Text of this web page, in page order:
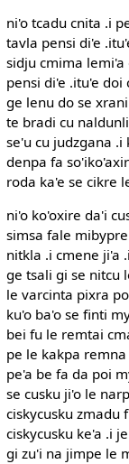
ni'o tcadu cnita .i
tavla pensi di'e
sidju cmima
pensi di'e .itu'e doi
ge lenu do se
te bradi cu
se'u cu judzgana
denpa fa
roda ka'e se cikre
ni'o ko'oxire da'i
simsa fale
nitkla .i cmene ji'a
ge tsali gi se nitcu
le varcinta pixra
ku'o ba'o se finti
bei fu le remtai
pe le kakpa
pe'a be fa da poi
se cusku ji'o le
ciskycusku zmadu
ciskycusku ke'a .i
gi zu'i na jimpe le